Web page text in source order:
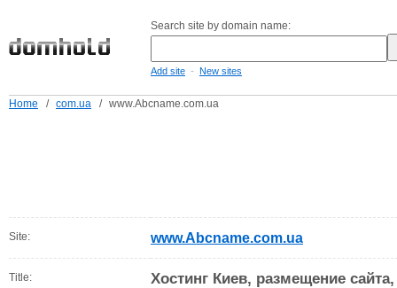
Search site by domain name:
Add site - New sites
Home / com.ua / www.Abcname.com.ua
Site: www.Abcname.com.ua
Title:
Хостинг Киев, размещение сайта,